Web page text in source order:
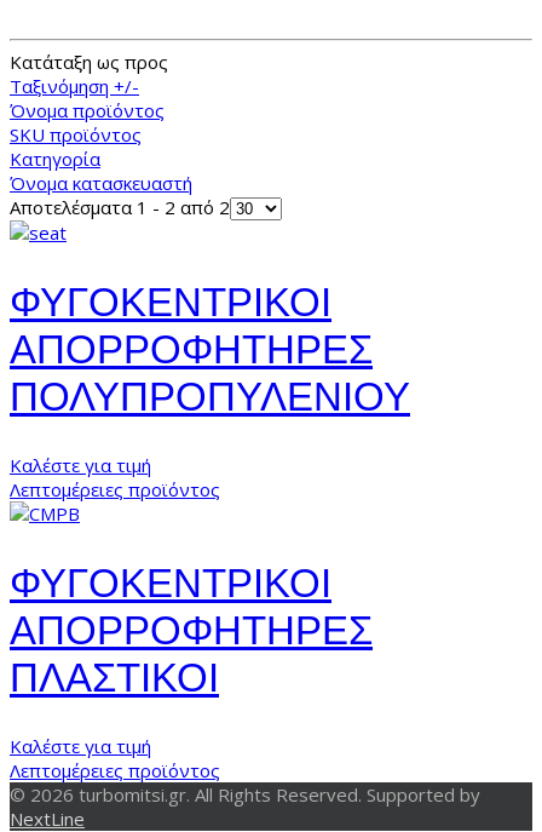
Κατάταξη ως προς
Ταξινόμηση +/-
Όνομα προϊόντος
SKU προϊόντος
Κατηγορία
Όνομα κατασκευαστή
Αποτελέσματα 1 - 2 από 2
ΦΥΓΟΚΕΝΤΡΙΚΟΙ
ΑΠΟΡΡΟΦΗΤΗΡΕΣ
ΠΟΛΥΠΡΟΠΥΛΕΝΙΟΥ
Καλέστε για τιμή
Λεπτομέρειες προϊόντος
ΦΥΓΟΚΕΝΤΡΙΚΟΙ
ΑΠΟΡΡΟΦΗΤΗΡΕΣ
ΠΛΑΣΤΙΚΟΙ
Καλέστε για τιμή
Λεπτομέρειες προϊόντος
© 2026 turbomitsi.gr. All Rights Reserved. Supported by
NextLine